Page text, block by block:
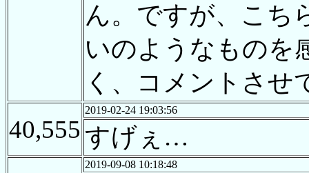
ん。ですが、こち
いのようなものを
く、コメントさせ
40,555
2019-02-24 19:03:56
すげぇ…
2019-09-08 10:18:48